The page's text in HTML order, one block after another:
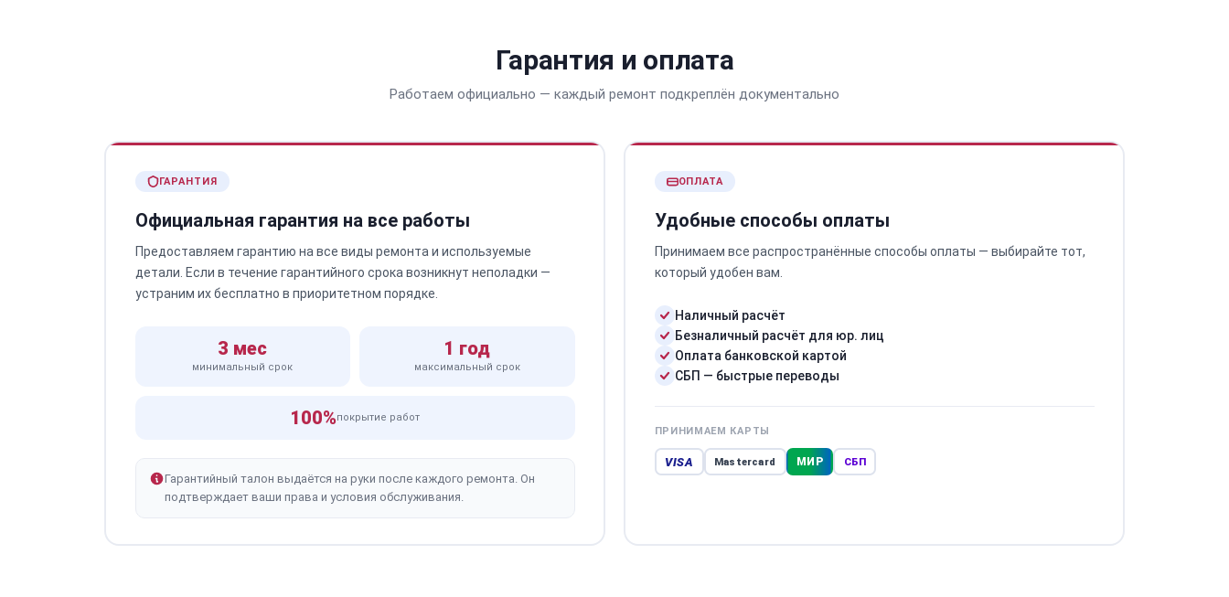
Гарантия и оплата
Работаем официально — каждый ремонт подкреплён документально
ГАРАНТИЯ
Официальная гарантия на все работы
Предоставляем гарантию на все виды ремонта и используемые
детали. Если в течение гарантийного срока возникнут неполадки —
устраним их бесплатно в приоритетном порядке.
3 мес
минимальный срок
1 год
максимальный срок
100%покрытие работ
Гарантийный талон выдаётся на руки после каждого ремонта. Он
подтверждает ваши права и условия обслуживания.
ОПЛАТА
Удобные способы оплаты
Принимаем все распространённые способы оплаты — выбирайте тот,
который удобен вам.
Наличный расчёт
Безналичный расчёт для юр. лиц
Оплата банковской картой
СБП — быстрые переводы
ПРИНИМАЕМ КАРТЫ
VISA Mastercard МИР СБП